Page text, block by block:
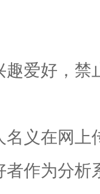
趣爱好，
名义在网上
作为分析